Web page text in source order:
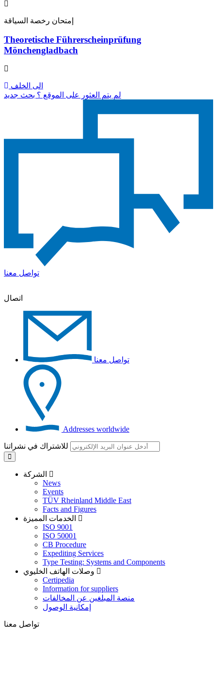
إمتحان رخصة السياقة
Theoretische Führerscheinprüfung
Mönchengladbach
الى الخلف
لم يتم العثور على الموقع ؟ بحث جديد
تواصل معنا
اتصال
تواصل معنا
Addresses worldwide
للاشتراك في نشراتنا
News
Events
TÜV Rheinland Middle East
Facts and Figures
ISO 9001
ISO 50001
CB Procedure
Expediting Services
Type Testing: Systems and Components
Certipedia
Information for suppliers
منصة المبلغين عن المخالفات
إمكانية الوصول
تواصل معنا